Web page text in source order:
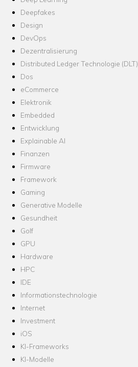
Deepfakes
Design
DevOps
Dezentralisierung
Distributed Ledger Technologie (DLT)
Dos
eCommerce
Elektronik
Embedded
Entwicklung
Explainable AI
Finanzen
Firmware
Framework
Gaming
Generative Modelle
Gesundheit
Golf
GPU
Hardware
HPC
IDE
Informationstechnologie
Internet
Investment
iOS
KI-Frameworks
KI-Modelle